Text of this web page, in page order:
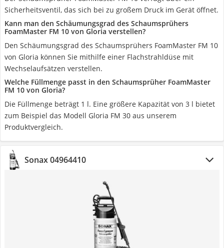
Sicherheitsventil, das sich bei zu großem Druck im Gerät öffnet.
Kann man den Schäumungsgrad des Schaumsprühers
FoamMaster FM 10 von Gloria verstellen?
Den Schäumungsgrad des Schaumsprühers FoamMaster FM 10
von Gloria können Sie mithilfe einer Flachstrahldüse mit
Wechselaufsätzen verstellen.
Welche Füllmenge passt in den Schaumsprüher FoamMaster
FM 10 von Gloria?
Die Füllmenge beträgt 1 l. Eine größere Kapazität von 3 l bietet
zum Beispiel das Modell Gloria FM 30 aus unserem
Produktvergleich.
Sonax 04964410